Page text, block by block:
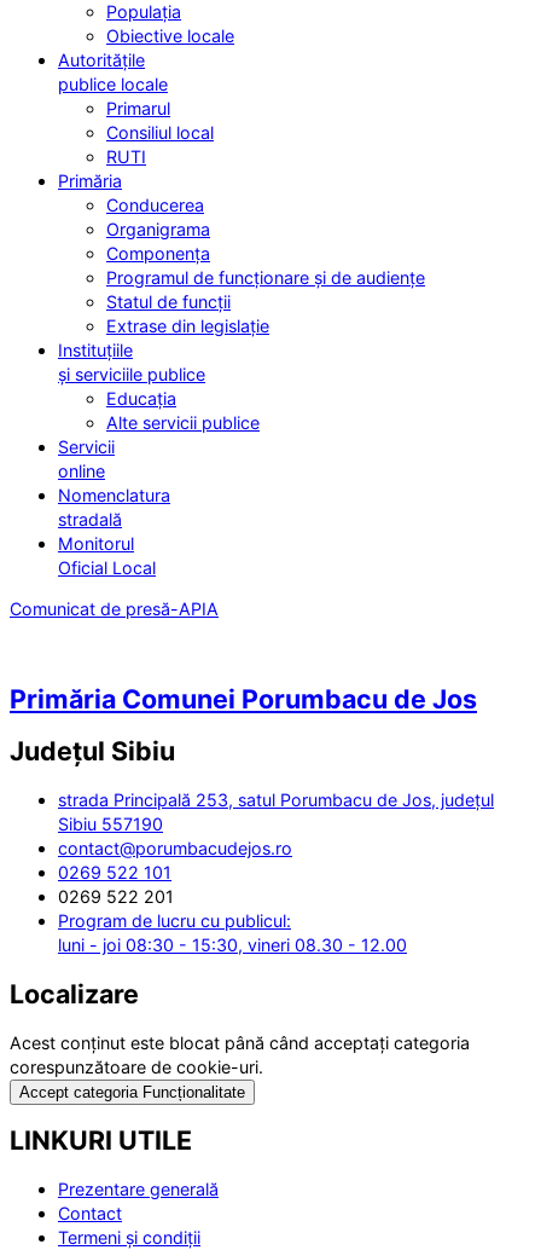
Populația
Obiective locale
Autoritățile
publice locale
Primarul
Consiliul local
RUTI
Primăria
Conducerea
Organigrama
Componența
Programul de funcționare și de audiențe
Statul de funcții
Extrase din legislație
Instituțiile
și serviciile publice
Educația
Alte servicii publice
Servicii
online
Nomenclatura
stradală
Monitorul
Oficial Local
Comunicat de presă-APIA
Primăria Comunei Porumbacu de Jos
Județul Sibiu
strada Principală 253, satul Porumbacu de Jos, județul
Sibiu 557190
contact@porumbacudejos.ro
0269 522 101
0269 522 201
Program de lucru cu publicul:
luni - joi 08:30 - 15:30, vineri 08.30 - 12.00
Localizare
Acest conținut este blocat până când acceptați categoria
corespunzătoare de cookie-uri.
Accept categoria Funcționalitate
LINKURI UTILE
Prezentare generală
Contact
Termeni și condiții